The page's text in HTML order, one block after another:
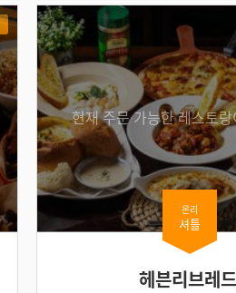
현재 주문 가능한 레스토
온리
셔틀
헤븐리브레드